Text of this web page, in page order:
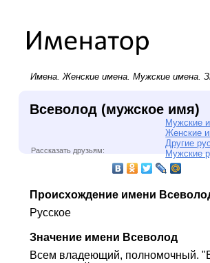
Имена.Женские имена. Мужские имена.
Всеволод (мужское имя)
Мужские
Женские
Другие
Мужские
Рассказать друзьям:
Происхождение имени
Русское
Значение имени Всеволод
Всем владеющий, полномочный.